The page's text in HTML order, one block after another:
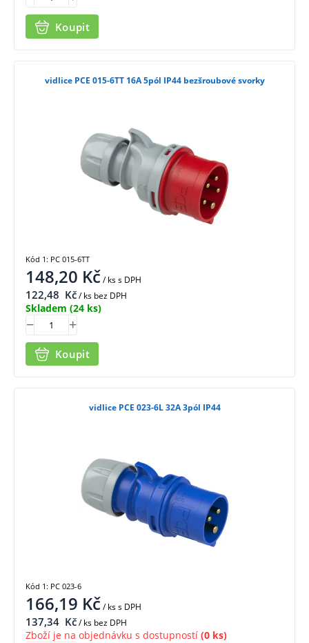
Koupit
vidlice PCE 015-6TT 16A 5pól IP44 bezšroubové svorky
148,20 Kč/ kss DPH
122,48 Kč/ ks bez DPH
Skladem (24 ks)
Koupit
Kód 1: PC 015-6TT
vidlice PCE 023-6L 32A 3pól IP44
166,19 Kč/ kss DPH
137,34 Kč/ ks bez DPH
Zboží je na objednávku s dostupností (0 ks)
Kód 1: PC 023-6